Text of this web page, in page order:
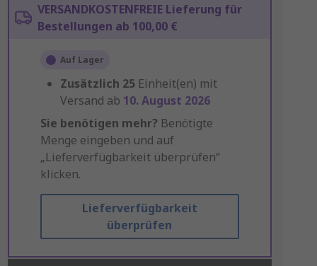
VERSANDKOSTENFREIE Lieferung für
Bestellungen ab 100,00 €
Auf Lager
Zusätzlich 25 Einheit(en) mit
Versand ab 10. August 2026
Sie benötigen mehr? Benötigte
Menge eingeben und auf
„Lieferverfügbarkeit überprüfen“
klicken.
Lieferverfügbarkeit
überprüfen